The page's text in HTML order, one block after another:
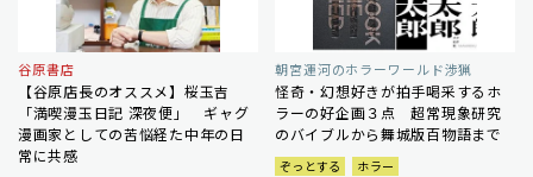
谷原書店
【谷原店長のオススメ】桜玉吉
「満喫漫玉日記 深夜便」 ギャグ
漫画家としての苦悩経た中年の日
常に共感
朝宮運河のホラーワールド渉猟
怪奇・幻想好きが拍手喝采するホ
ラーの好企画３点 超常現象研究
のバイブルから舞城版百物語まで
ぞっとする
ホラー